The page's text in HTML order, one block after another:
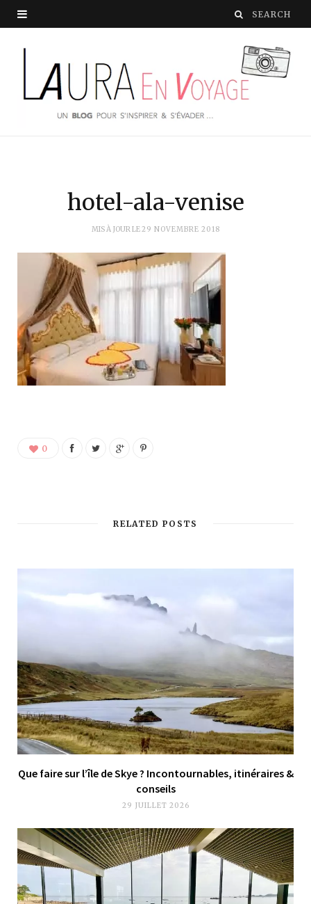
hotel-ala-venise
MIS À JOUR LE29 NOVEMBRE 2018
0
RELATED POSTS
Que faire sur l’île de Skye ? Incontournables, itinéraires &
conseils
29 JUILLET 2026